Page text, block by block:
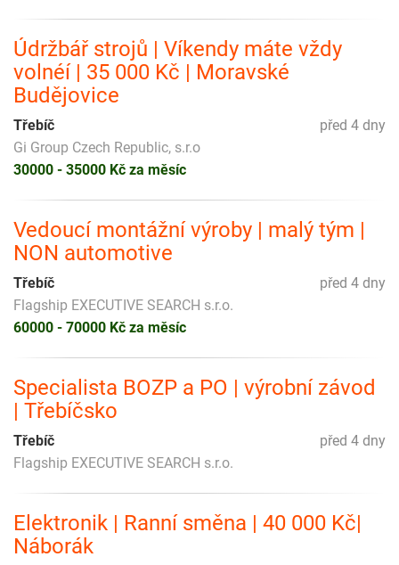
Údržbář strojů | Víkendy máte vždy
volnéí | 35 000 Kč | Moravské
Budějovice
před 4 dny
Třebíč
Gi Group Czech Republic, s.r.o
30000 - 35000 Kč za měsíc
Vedoucí montážní výroby | malý tým |
NON automotive
před 4 dny
Třebíč
Flagship EXECUTIVE SEARCH s.r.o.
60000 - 70000 Kč za měsíc
Specialista BOZP a PO | výrobní závod
| Třebíčsko
před 4 dny
Třebíč
Flagship EXECUTIVE SEARCH s.r.o.
Elektronik | Ranní směna | 40 000 Kč|
Náborák